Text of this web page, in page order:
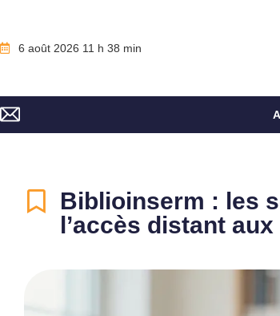
6 août 2026 11 h 38 min
Biblioinserm : les
l’accès distant